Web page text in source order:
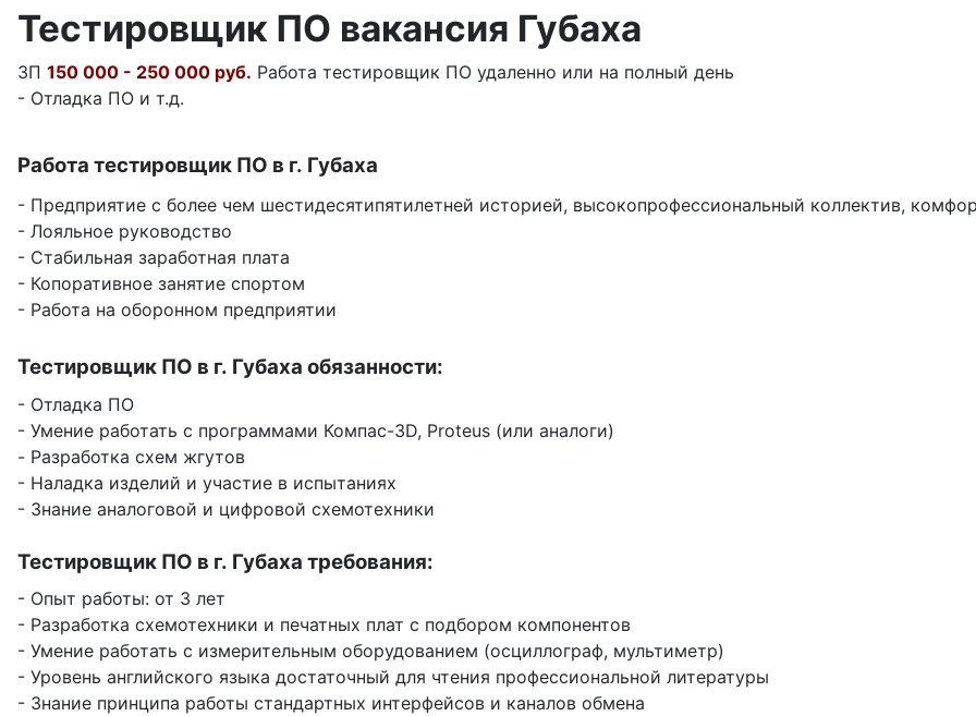
Тестировщик ПО вакансия Губаха
ЗП 150 000 - 250 000 руб. Работа тестировщик ПО удаленно или на полный день
- Отладка ПО и т.д.
Работа тестировщик ПО в г. Губаха
- Предприятие с более чем шестидесятипятилетней историей, высокопрофессиональный коллектив,
- Лояльное руководство
- Стабильная заработная плата
- Копоративное занятие спортом
- Работа на оборонном предприятии
Тестировщик ПО в г. Губаха обязанности:
- Отладка ПО
- Умение работать с программами Компас-3D, Proteus (или аналоги)
- Разработка схем жгутов
- Наладка изделий и участие в испытаниях
- Знание аналоговой и цифровой схемотехники
Тестировщик ПО в г. Губаха требования:
- Опыт работы: от 3 лет
- Разработка схемотехники и печатных плат с подбором компонентов
- Умение работать с измерительным оборудованием (осциллограф, мультиметр)
- Уровень английского языка достаточный для чтения профессиональной литературы
- Знание принципа работы стандартных интерфейсов и каналов обмена